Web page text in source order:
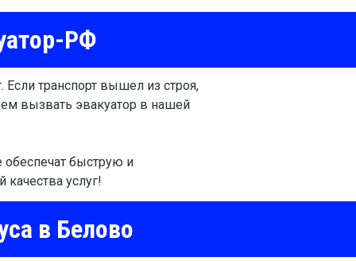
РФ
транспорт вышел из строя,
вызвать эвакуатор в нашей
быструю и
качества услуг!
в Белово